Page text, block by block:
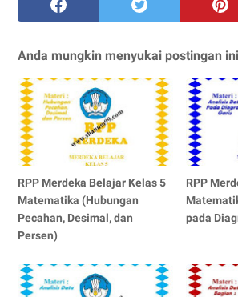
Anda mungkin menyukai postingan ini
RPP Merdeka Belajar Kelas 5
Matematika (Hubungan
Pecahan, Desimal, dan
Persen)
RPP
pada